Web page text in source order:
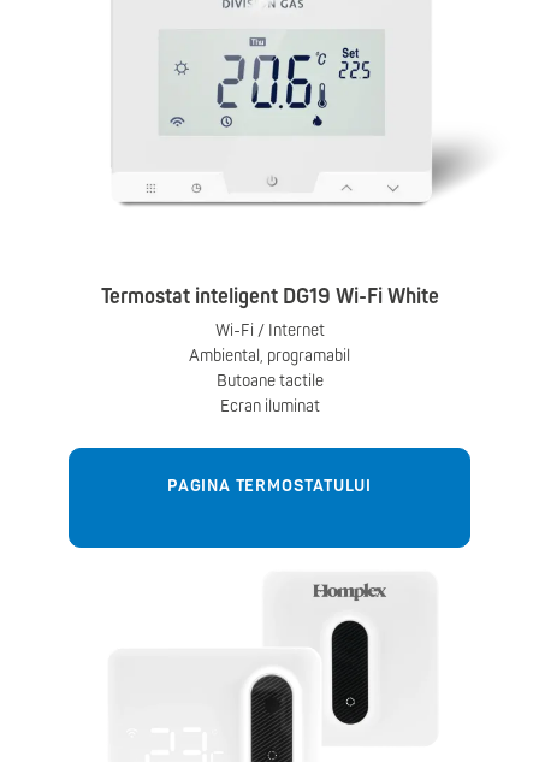
Termostat inteligent DG19 Wi-Fi White
Wi-Fi / Internet
Ambiental, programabil
Butoane tactile
Ecran iluminat
PAGINA TERMOSTATULUI